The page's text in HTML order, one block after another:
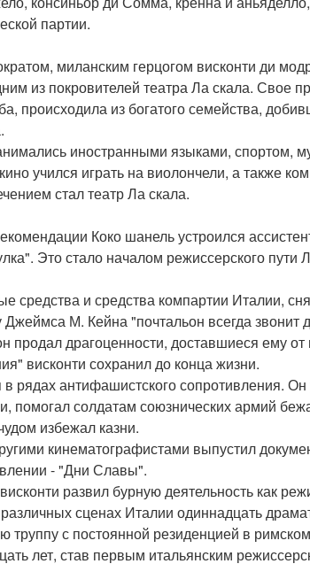
партии.
миланским герцогом висконти ди
из покровителей театра Ла скала. Свое
происходила из богатого семейства,
иностранными языками, спортом,
учился играть на виолончели, а также
стал театр Ла скала.
Коко шанель устроился
Это стало началом режиссерского пути
средства и средства компартии Италии,
М. Кейна "почтальон всегда
продал драгоценности, доставшиеся ему
висконти сохранил до конца жизни.
в рядах антифашистского сопротивления.
помогал солдатам союзнических армий
избежал казни.
кинематографистами выпустил
- "Дни Славы".
развил бурную деятельность как
сценах Италии одиннадцать
с постоянной резиденцией в
лет, став первым итальянским